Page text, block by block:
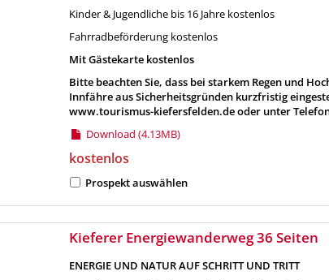
Kinder & Jugendliche bis 16 Jahre kostenlos
Fahrradbeförderung kostenlos
Mit Gästekarte kostenlos
Bitte beachten Sie, dass bei starkem Regen und
Innfähre aus Sicherheitsgründen kurzfristig
www.tourismus-kiefersfelden.de oder unter Telefon
Download (4.13MB)
kostenlos
Prospekt auswählen
Kieferer Energiewanderweg 36 Seiten
ENERGIE UND NATUR AUF SCHRITT UND TRITT